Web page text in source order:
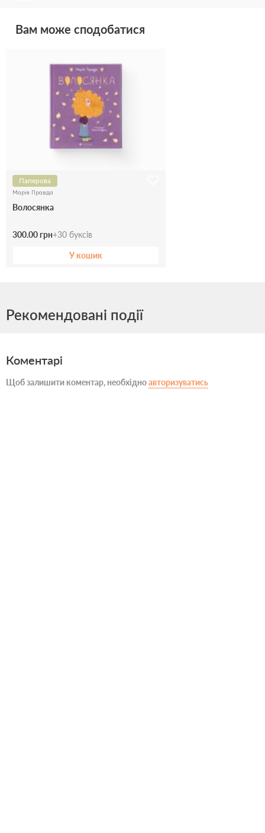
Вам може сподобатися
Паперова
Марія Правда
Волосянка
300.00 грн+30 буксів
У кошик
Рекомендовані події
Коментарі
Щоб залишити коментар, необхідноавторизуватись